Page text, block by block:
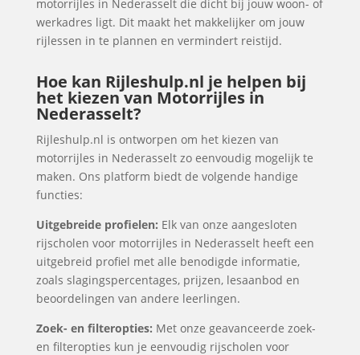
motorrijles in Nederasselt die dicht bij jouw woon- of
werkadres ligt. Dit maakt het makkelijker om jouw
rijlessen in te plannen en vermindert reistijd.
Hoe kan Rijleshulp.nl je helpen bij
het kiezen van Motorrijles in
Nederasselt?
Rijleshulp.nl is ontworpen om het kiezen van
motorrijles in Nederasselt zo eenvoudig mogelijk te
maken. Ons platform biedt de volgende handige
functies:
Uitgebreide profielen: Elk van onze aangesloten
rijscholen voor motorrijles in Nederasselt heeft een
uitgebreid profiel met alle benodigde informatie,
zoals slagingspercentages, prijzen, lesaanbod en
beoordelingen van andere leerlingen.
Zoek- en filteropties: Met onze geavanceerde zoek-
en filteropties kun je eenvoudig rijscholen voor